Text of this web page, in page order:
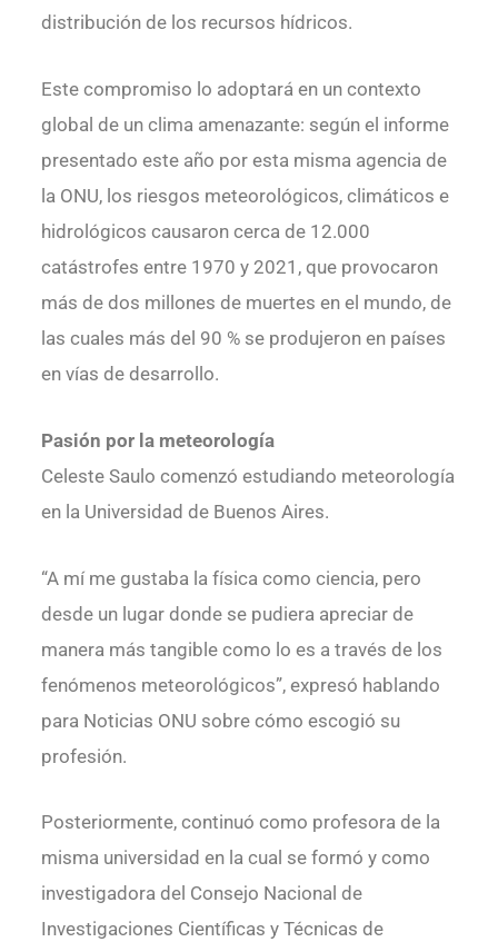
distribución de los recursos hídricos.
Este compromiso lo adoptará en un contexto
global de un clima amenazante: según el informe
presentado este año por esta misma agencia de
la ONU, los riesgos meteorológicos, climáticos e
hidrológicos causaron cerca de 12.000
catástrofes entre 1970 y 2021, que provocaron
más de dos millones de muertes en el mundo, de
las cuales más del 90 % se produjeron en países
en vías de desarrollo.
Pasión por la meteorología
Celeste Saulo comenzó estudiando meteorología
en la Universidad de Buenos Aires.
“A mí me gustaba la física como ciencia, pero
desde un lugar donde se pudiera apreciar de
manera más tangible como lo es a través de los
fenómenos meteorológicos”, expresó hablando
para Noticias ONU sobre cómo escogió su
profesión.
Posteriormente, continuó como profesora de la
misma universidad en la cual se formó y como
investigadora del Consejo Nacional de
Investigaciones Científicas y Técnicas de